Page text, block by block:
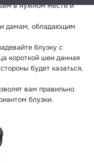
в нужном месте и
дамам, обладающим
блузку с
короткой шеи данная
будет казаться,
вам правильно
блузки.